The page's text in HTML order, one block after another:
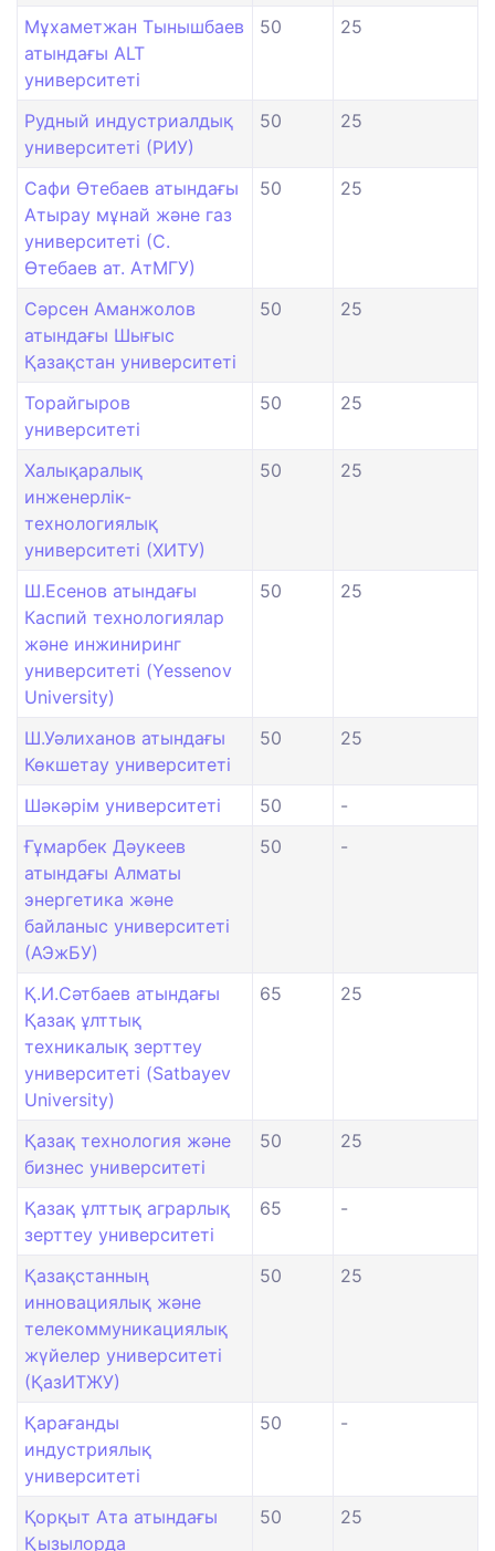
Мұхаметжан Тынышбаев
атындағы ALT
университеті
50 25
Рудный индустриалдық
университеті (РИУ)
50 25
Сафи Өтебаев атындағы
Атырау мұнай және газ
университеті (С.
Өтебаев ат. АтМГУ)
50 25
Сәрсен Аманжолов
атындағы Шығыс
Қазақстан университеті
50 25
Торайгыров
университеті
50 25
Халықаралық
инженерлік-
технологиялық
университеті (ХИТУ)
50 25
Ш.Есенов атындағы
Каспий технологиялар
және инжиниринг
университеті (Yessenov
University)
50 25
Ш.Уәлиханов атындағы
Көкшетау университетi
50 25
Шәкәрім университеті 50
-
Ғұмарбек Дәукеев
атындағы Алматы
энергетика және
байланыс университеті
(АЭжБУ)
50 -
Қ.И.Сәтбаев атындағы
Қазақ ұлттық
техникалық зерттеу
университеті (Satbayev
University)
65 25
Қазақ технология және
бизнес университеті
50 25
Қазақ ұлттық аграрлық
зерттеу университеті
65 -
Қазақстанның
инновациялық және
телекоммуникациялық
жүйелер университеті
(ҚазИТЖУ)
50 25
Қарағанды
индустриялық
университеті
50 -
Қорқыт Ата атындағы
Қызылорда
50 25